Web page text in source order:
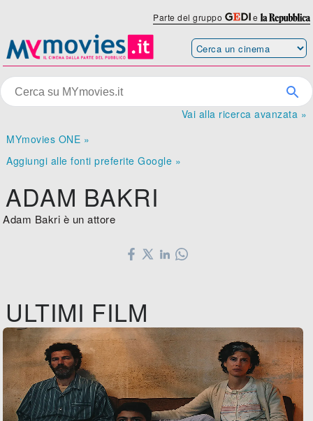
Parte del gruppo e
Vai alla ricerca avanzata »
MYmovies ONE »
Aggiungi alle fonti preferite Google »
ADAM BAKRI
Adam Bakri è un attore
ULTIMI FILM